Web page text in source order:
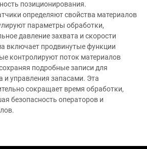
позиционирования.
определяют свойства материалов
параметры обработки,
давление захвата и скорости
включает продвинутые функции
контролируют поток материалов
подробные записи для
и управления запасами. Эта
сокращает время обработки,
безопасность операторов и